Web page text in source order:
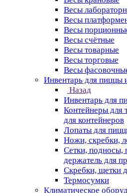
Весы
Весы
Весы
Весы счётные
Весы товарные
Весы торговые
Весы
Инвентарь для пиццы
Назад
Инвентарь для
Контейнеры для
для контейнеров
Лопаты для
Ножи, скребки,
Сетки, подносы,
держатель для
Скребки, щетки
Термосумки
Климатическое